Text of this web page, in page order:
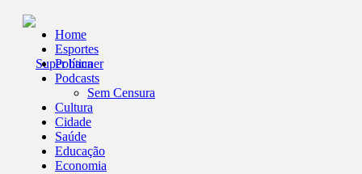
Home
Esportes
Política
Podcasts
Sem Censura
Cultura
Cidade
Saúde
Educação
Economia